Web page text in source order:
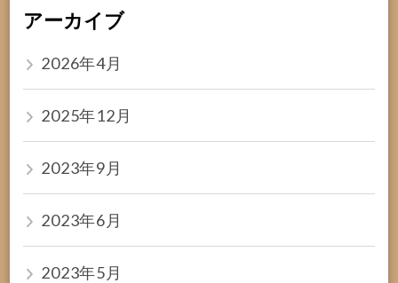
アーカイブ
2026年4月
2025年12月
2023年9月
2023年6月
2023年5月